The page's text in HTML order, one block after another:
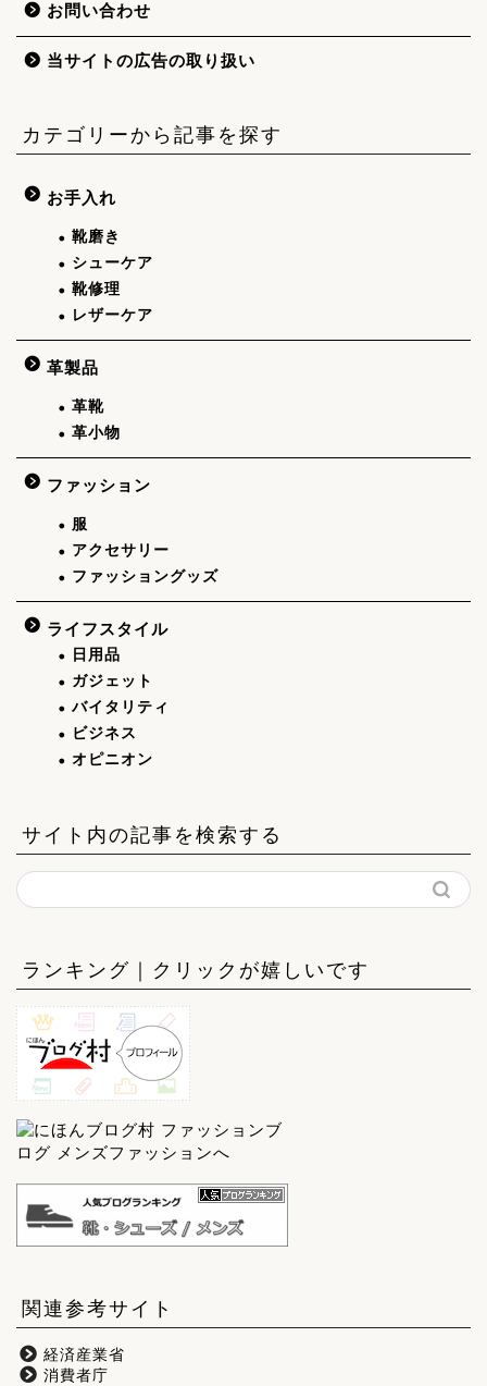
お問い合わせ
当サイトの広告の取り扱い
カテゴリーから記事を探す
お手入れ
靴磨き
シューケア
靴修理
レザーケア
革製品
革靴
革小物
ファッション
服
アクセサリー
ファッショングッズ
ライフスタイル
日用品
ガジェット
バイタリティ
ビジネス
オピニオン
サイト内の記事を検索する
ランキング｜クリックが嬉しいです
関連参考サイト
経済産業省
消費者庁